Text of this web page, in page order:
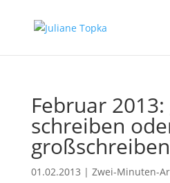
Februar
schreiben
01.02.2013 | Zwei-Minuten-